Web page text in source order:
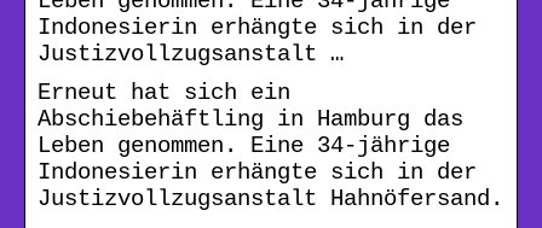
Indonesierin erhängte sich in der
Justizvollzugsanstalt …
Erneut hat sich ein
Abschiebehäftling in Hamburg das
Leben genommen. Eine 34-jährige
Indonesierin erhängte sich in der
Justizvollzugsanstalt Hahnöfersand.